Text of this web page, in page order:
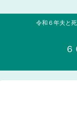
令和６年夫と